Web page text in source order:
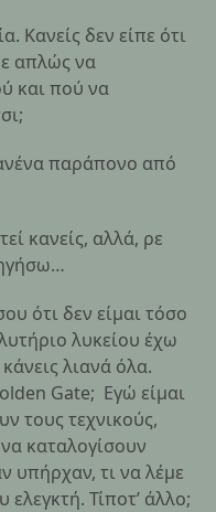
Κανείς δεν είπε ότι
απλώς να
και πού να
παράπονο από
κανείς, αλλά, ρε
ότι δεν είμαι τόσο
λυκείου έχω
λιανά όλα.
Gate; Εγώ είμαι
τους τεχνικούς,
καταλογίσουν
υπήρχαν, τι να λέμε
Τίποτ’ άλλο;